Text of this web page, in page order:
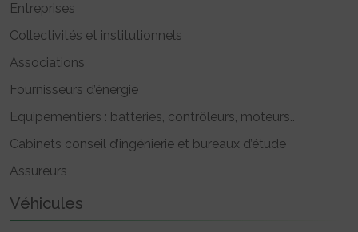
Entreprises
Collectivités et institutionnels
Associations
Fournisseurs d’énergie
Equipementiers : batteries, contrôleurs, moteurs..
Cabinets conseil d’ingénierie et bureaux d’étude
Assureurs
Véhicules